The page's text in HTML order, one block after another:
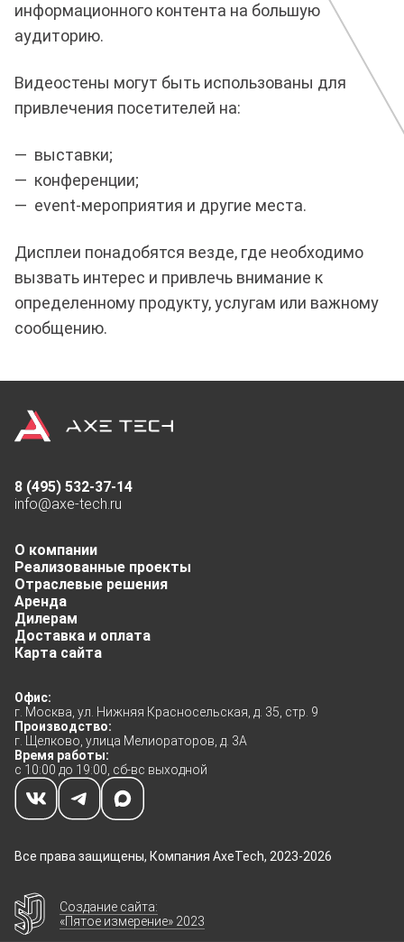
информационного контента на большую
аудиторию.
Видеостены могут быть использованы для
привлечения посетителей на:
— выставки;
— конференции;
— event-мероприятия и другие места.
Дисплеи понадобятся везде, где необходимо
вызвать интерес и привлечь внимание к
определенному продукту, услугам или важному
сообщению.
О компании
Реализованные проекты
Отраслевые решения
Аренда
Дилерам
Доставка и оплата
Карта сайта
Офис:
г. Москва, ул. Нижняя Красносельская, д. 35, стр. 9
Производство:
г. Щелково, улица Мелиораторов, д. 3А
Время работы:
с 10:00 до 19:00, сб-вс выходной
8 (495) 532-37-14
info@axe-tech.ru
Все права защищены, Компания AxeTech, 2023-2026
Создание сайта:
«Пятое измерение» 2023